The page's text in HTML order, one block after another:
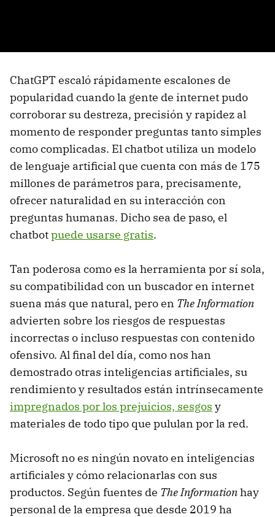
ChatGPT escaló rápidamente escalones de
popularidad cuando la gente de internet pudo
corroborar su destreza, precisión y rapidez al
momento de responder preguntas tanto simples
como complicadas. El chatbot utiliza un modelo
de lenguaje artificial que cuenta con más de 175
millones de parámetros para, precisamente,
ofrecer naturalidad en su interacción con
preguntas humanas. Dicho sea de paso, el
chatbotpuede usarse gratis.
Tan poderosa como es la herramienta por sí sola,
su compatibilidad con un buscador en internet
suena más que natural, pero en The Information
advierten sobre los riesgos de respuestas
incorrectas o incluso respuestas con contenido
ofensivo. Al final del día, como nos han
demostrado otras inteligencias artificiales, su
rendimiento y resultados están intrínsecamente
impregnados por los prejuicios, sesgos y
materiales de todo tipo que pululan por la red.
Microsoft no es ningún novato en inteligencias
artificiales y cómo relacionarlas con sus
productos. Según fuentes de The Informationhay
personal de la empresa que desde 2019 ha